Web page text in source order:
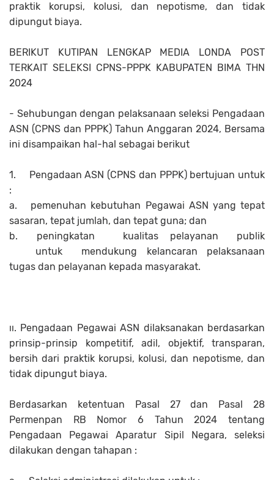
praktik korupsi, kolusi, dan nepotisme, dan tidak
dipungut biaya.
BERIKUT KUTIPAN LENGKAP MEDIA LONDA POST
TERKAIT SELEKSI CPNS-PPPK KABUPATEN BIMA THN
2024
- Sehubungan dengan pelaksanaan seleksi Pengadaan
ASN (CPNS dan PPPK) Tahun Anggaran 2024, Bersama
ini disampaikan hal-hal sebagai berikut
1.
Pengadaan ASN (CPNS dan PPPK) bertujuan untuk
:
a.
pemenuhan kebutuhan Pegawai ASN yang tepat
sasaran, tepat jumlah, dan tepat guna; dan
b.
peningkatan kualitas pelayanan
publik
untuk
mendukung
kelancaran pelaksanaan
tugas dan pelayanan kepada masyarakat.
ıı. Pengadaan Pegawai ASN dilaksanakan berdasarkan
prinsip-prinsip kompetitif, adil, objektif, transparan,
bersih dari praktik korupsi, kolusi, dan nepotisme, dan
tidak dipungut biaya.
Berdasarkan ketentuan Pasal 27 dan Pasal 28
Permenpan RB Nomor 6 Tahun 2024 tentang
Pengadaan Pegawai Aparatur Sipil Negara, seleksi
dilakukan dengan tahapan :